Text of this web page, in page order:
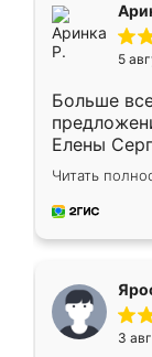
5
Больше
Елены
короткие
для
предложил
Читать
3